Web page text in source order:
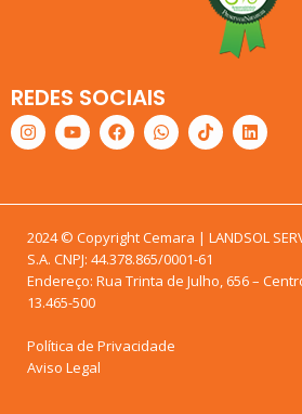
REDES SOCIAIS
2024 © Copyright Cemara | LANDSOL
S.A. CNPJ: 44.378.865/0001-61
Endereço: Rua Trinta de Julho, 656 –
13.465-500
Política de Privacidade
Aviso Legal